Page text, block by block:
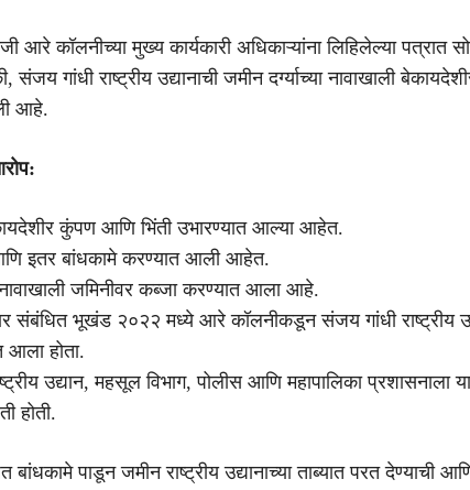
आरे कॉलनीच्या मुख्य कार्यकारी अधिकाऱ्यांना लिहिलेल्या पत्रात
गांधी राष्ट्रीय उद्यानाची जमीन दर्ग्याच्या नावाखाली
आहे.
कुंपण आणि भिंती उभारण्यात आल्या आहेत.
इतर बांधकामे करण्यात आली आहेत.
नावाखाली जमिनीवर कब्जा करण्यात आला आहे.
संबंधित भूखंड २०२२ मध्ये आरे कॉलनीकडून संजय गांधी राष्ट्रीय
आला होता.
उद्यान, महसूल विभाग, पोलीस आणि महापालिका प्रशासनाला
होती.
बांधकामे पाडून जमीन राष्ट्रीय उद्यानाच्या ताब्यात परत देण्याची